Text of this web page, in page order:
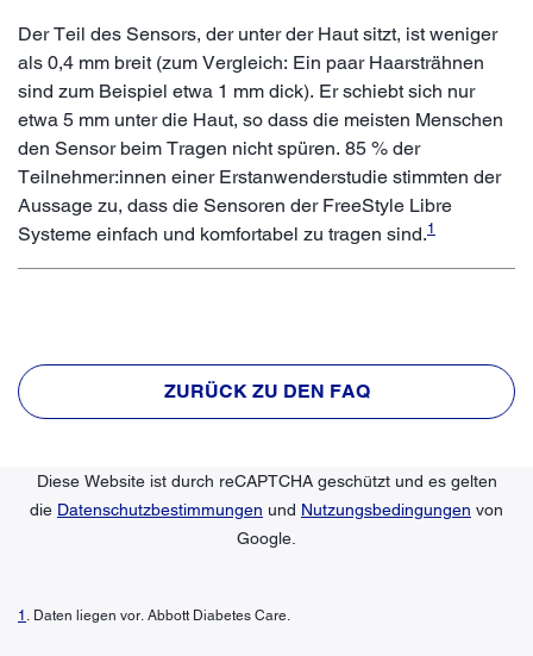
Der Teil des Sensors, der unter der Haut sitzt, ist weniger
als 0,4 mm breit (zum Vergleich: Ein paar Haarsträhnen
sind zum Beispiel etwa 1 mm dick). Er schiebt sich nur
etwa 5 mm unter die Haut, so dass die meisten Menschen
den Sensor beim Tragen nicht spüren. 85 % der
Teilnehmer:innen einer Erstanwenderstudie stimmten der
Aussage zu, dass die Sensoren der FreeStyle Libre
Systeme einfach und komfortabel zu tragen sind.1
ZURÜCK ZU DEN FAQ
Diese Website ist durch reCAPTCHA geschützt und es gelten
die Datenschutzbestimmungen und Nutzungsbedingungen von
Google.
1 . Daten liegen vor. Abbott Diabetes Care.